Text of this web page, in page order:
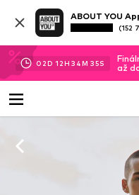
ABOUT YOU
(152
02D 12H 34M 34S
až